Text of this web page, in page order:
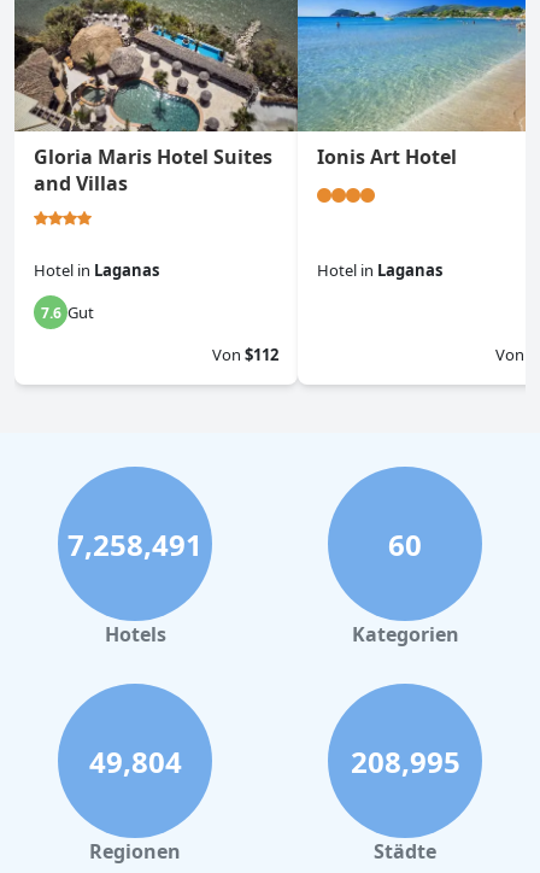
Gloria Maris Hotel Suites
and Villas
Hotel in Laganas
7.6 Gut
Von $112
Ionis Art Hotel
Hotel in Laganas
Von
7,258,491
Hotels
60
Kategorien
49,804
Regionen
208,995
Städte